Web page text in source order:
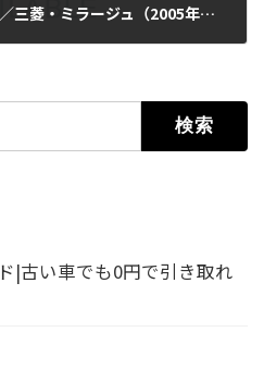
【廃車依頼】岡山県倉敷市／三菱・ミラージュ（2005年式・走行100,000km）
|古い車でも0円で引き取れ